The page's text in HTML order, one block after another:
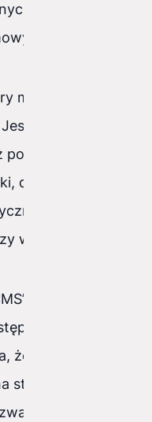
systemów,
ma wielu
darmowy,
nowe
dzięki którym
w sklepie.
jest
za darmo.
że zmian
stronie. To
w prosty